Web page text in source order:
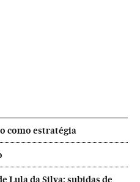
como estratégia
Lula da Silva: subidas de